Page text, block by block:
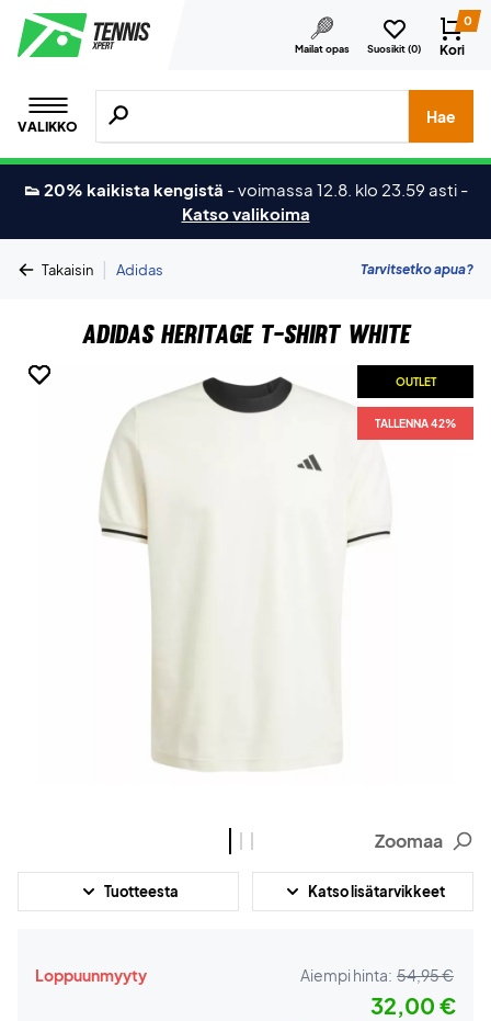
Mailat opas Suosikit (0)
0
Kori
VALIKKO
Hae tuotteita, merkkejä jne.
Hae
👟 20% kaikista kengistä -voimassa 12.8. klo 23.59 asti -
Katso valikoima
Takaisin | Adidas Tarvitsetko apua?
Adidas Heritage T-shirt White
OUTLET
TALLENNA 42%
OUTLET
TALLENNA 42%
OUTLET
TALLENNA 42%
Zoomaa
Tuotteesta Katso lisätarvikkeet
Loppuunmyyty Aiempi hinta: 54,95 €
32,00 €